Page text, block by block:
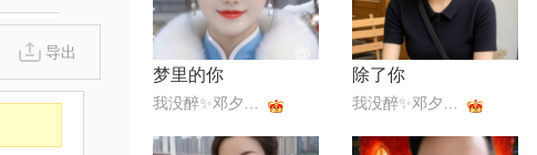
导出
梦里的你 除了你